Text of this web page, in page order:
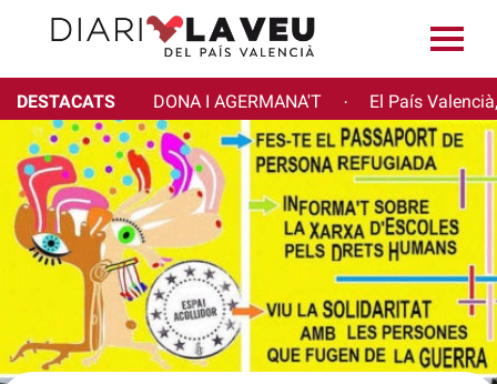
DESTACATS DONA I AGERMANA'T · El País